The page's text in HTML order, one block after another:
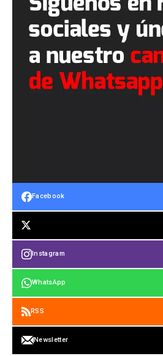
Facebook
Instagram
WhatsApp
RSS
Newsletter